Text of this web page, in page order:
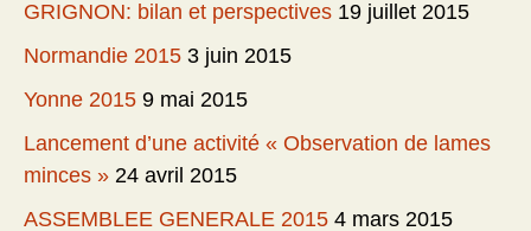
GRIGNON: bilan et perspectives 19 juillet 2015
Normandie 2015 3 juin 2015
Yonne 2015 9 mai 2015
Lancement d’une activité « Observation de lames
minces » 24 avril 2015
ASSEMBLEE GENERALE 2015 4 mars 2015